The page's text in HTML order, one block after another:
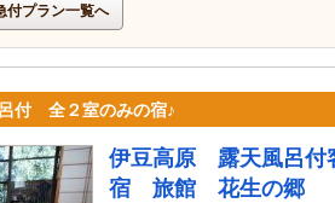
付プラン一覧へ
付 全２室のみの宿♪
伊豆高原 露天風呂
宿 旅館 花生の郷